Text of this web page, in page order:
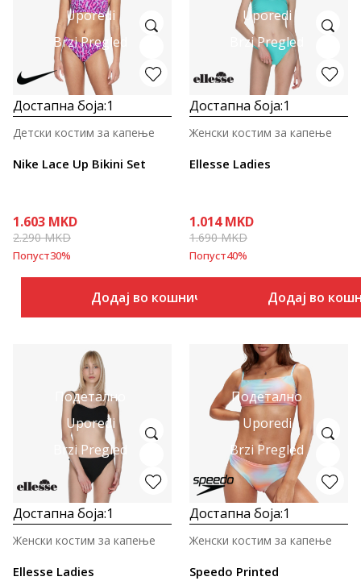
Uporedi
Brzi Pregled
Достапна боја:1
Nike Lace Up Bikini Set
Детски костим за капење
1.603 MKD
2.290MKD
Попуст30%
Додај во кошничка
Uporedi
Brzi Pregled
Достапна боја:1
Ellesse Ladies
Женски костим за капење
1.014 MKD
1.690MKD
Попуст40%
Додај во
Подетално
Uporedi
Brzi Pregled
Достапна боја:1
Ellesse Ladies
Женски костим за капење
Подетално
Uporedi
Brzi Pregled
Достапна боја:1
Speedo Printed
Женски костим за капење